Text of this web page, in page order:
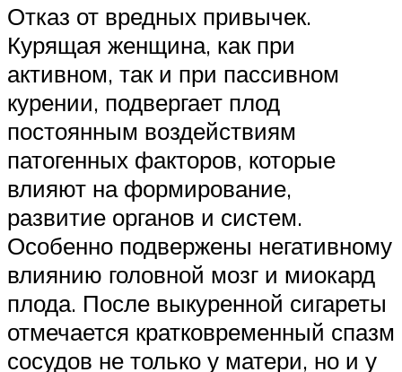
Отказ от вредных привычек.
Курящая женщина, как при
активном, так и при пассивном
курении, подвергает плод
постоянным воздействиям
патогенных факторов, которые
влияют на формирование,
развитие органов и систем.
Особенно подвержены негативному
влиянию головной мозг и миокард
плода. После выкуренной сигареты
отмечается кратковременный спазм
сосудов не только у матери, но и у